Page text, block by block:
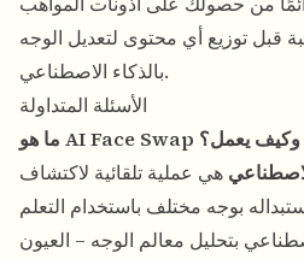
قبل توزيع أي محتوى لتعديل الوجه
بالذكاء الاصطناعي.
الأسئلة المتداولة
ما هو AI Face Swap وكيف يعمل؟
هي عملية تلقائية لاكتشاف
بوجه مختلف باستخدام التعلم
بتحليل معالم الوجه – العيون